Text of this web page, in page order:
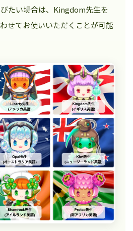
たい場合は、Kingdom先生を
せてお使いいただくことが可能